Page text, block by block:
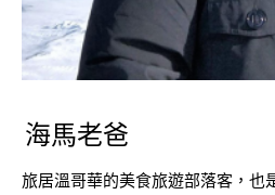
海馬老爸
旅居溫哥華的美食旅遊部落客，也